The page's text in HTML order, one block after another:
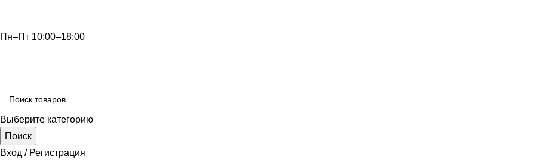
Пн–Пт 10:00–18:00
Выберите категорию
Поиск
Вход / Регистрация